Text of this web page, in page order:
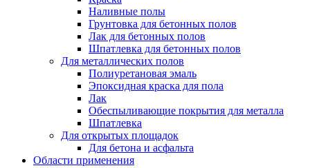
Наливные полы
Грунтовка для бетонных полов
Лак для бетонных полов
Шпатлевка для бетонных полов
Для металлических полов
Полиуретановая эмаль
Эпоксидная краска для пола
Лак
Обеспыливающие покрытия для металла
Шпатлевка
Для открытых площадок
Для бетона и асфальта
Области применения